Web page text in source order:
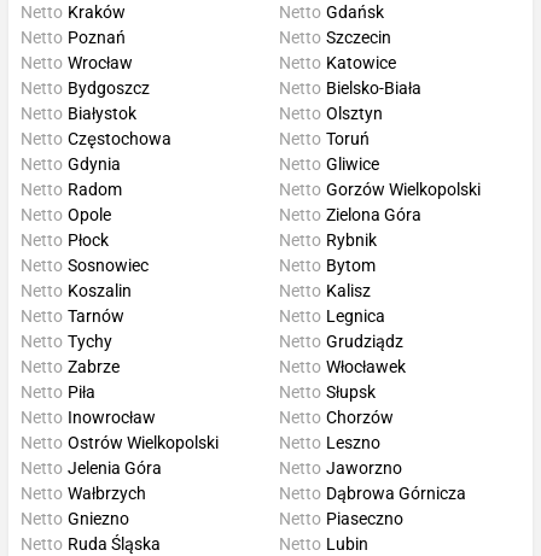
Netto Kraków
Netto Poznań
Netto Wrocław
Netto Gdańsk
Netto Szczecin
Netto Katowice
Netto Bydgoszcz
Netto Białystok
Netto Częstochowa
Netto Gdynia
Netto Bielsko-Biała
Netto Olsztyn
Netto Toruń
Netto Gliwice
Netto Radom
Netto Opole
Netto Płock
Netto Sosnowiec
Netto Gorzów Wielkopolski
Netto Zielona Góra
Netto Rybnik
Netto Bytom
Netto Koszalin
Netto Tarnów
Netto Tychy
Netto Zabrze
Netto Kalisz
Netto Legnica
Netto Grudziądz
Netto Włocławek
Netto Piła
Netto Inowrocław
Netto Ostrów Wielkopolski
Netto Jelenia Góra
Netto Słupsk
Netto Chorzów
Netto Leszno
Netto Jaworzno
Netto Wałbrzych
Netto Gniezno
Netto Ruda Śląska
Netto Dąbrowa Górnicza
Netto Piaseczno
Netto Lubin